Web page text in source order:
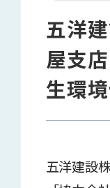
五洋
屋支
生環
五洋建設